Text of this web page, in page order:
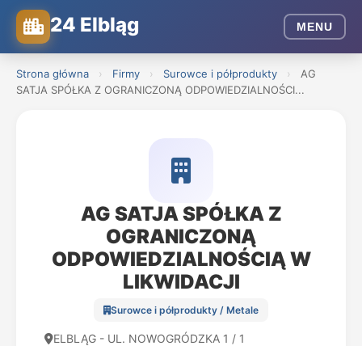
24 Elbląg MENU
Strona główna › Firmy › Surowce i półprodukty ›
AG
SATJA SPÓŁKA Z OGRANICZONĄ ODPOWIEDZIALNOŚCI...
AG SATJA SPÓŁKA Z
OGRANICZONĄ
ODPOWIEDZIALNOŚCIĄ W
LIKWIDACJI
Surowce i półprodukty / Metale
ELBLĄG - UL. NOWOGRÓDZKA 1 / 1